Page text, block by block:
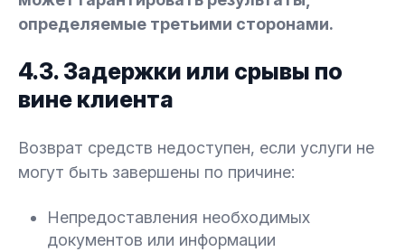
определяемые третьими сторонами.
4.3. Задержки или срывы по
вине клиента
Возврат средств недоступен, если услуги не
могут быть завершены по причине:
Непредоставления необходимых
документов или информации